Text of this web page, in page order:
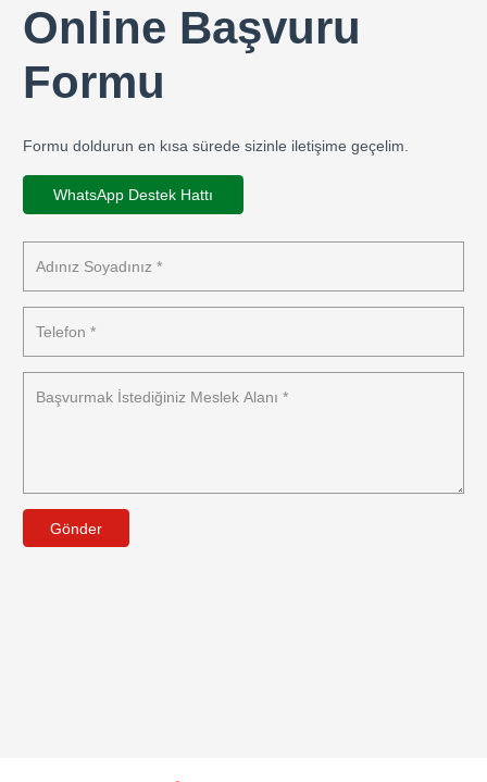
Online Başvuru
Formu
Formu doldurun en kısa sürede sizinle iletişime geçelim.
WhatsApp Destek Hattı
Gönder